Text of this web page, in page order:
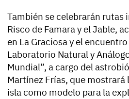
También se celebrarán rutas
Risco de Famara y el Jable,
en La Graciosa y el
Laboratorio Natural y
Mundial”, a cargo del
Martínez Frías, que
isla como modelo para la